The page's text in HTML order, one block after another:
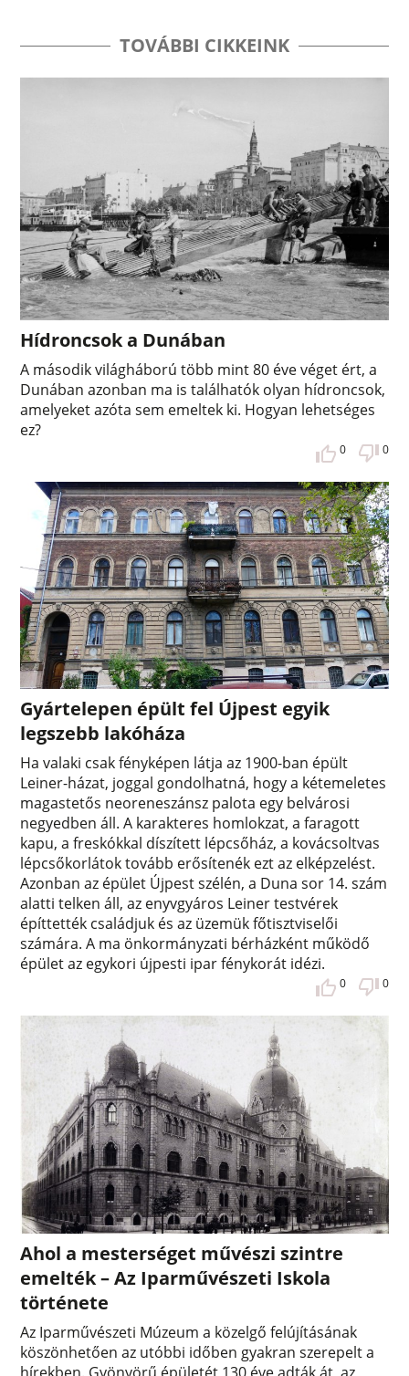
TOVÁBBI CIKKEINK
Hídroncsok a Dunában
A második világháború több mint 80 éve véget ért, a
Dunában azonban ma is találhatók olyan hídroncsok,
amelyeket azóta sem emeltek ki. Hogyan lehetséges
ez?
0 0
Gyártelepen épült fel Újpest egyik
legszebb lakóháza
Ha valaki csak fényképen látja az 1900-ban épült
Leiner-házat, joggal gondolhatná, hogy a kétemeletes
magastetős neoreneszánsz palota egy belvárosi
negyedben áll. A karakteres homlokzat, a faragott
kapu, a freskókkal díszített lépcsőház, a kovácsoltvas
lépcsőkorlátok tovább erősítenék ezt az elképzelést.
Azonban az épület Újpest szélén, a Duna sor 14. szám
alatti telken áll, az enyvgyáros Leiner testvérek
építtették családjuk és az üzemük főtisztviselői
számára. A ma önkormányzati bérházként működő
épület az egykori újpesti ipar fénykorát idézi.
0 0
Ahol a mesterséget művészi szintre
emelték – Az Iparművészeti Iskola
története
Az Iparművészeti Múzeum a közelgő felújításának
köszönhetően az utóbbi időben gyakran szerepelt a